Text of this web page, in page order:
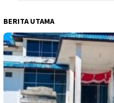
BERITA UTAMA